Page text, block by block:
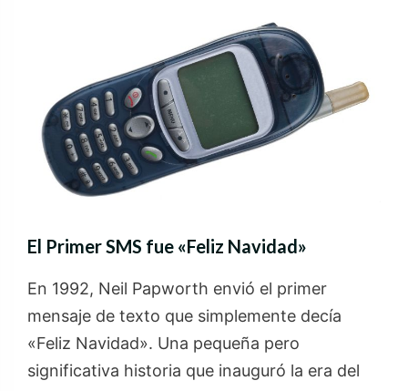
El Primer SMS fue «Feliz Navidad»
En 1992, Neil Papworth envió el primer
mensaje de texto que simplemente decía
«Feliz Navidad». Una pequeña pero
significativa historia que inauguró la era del